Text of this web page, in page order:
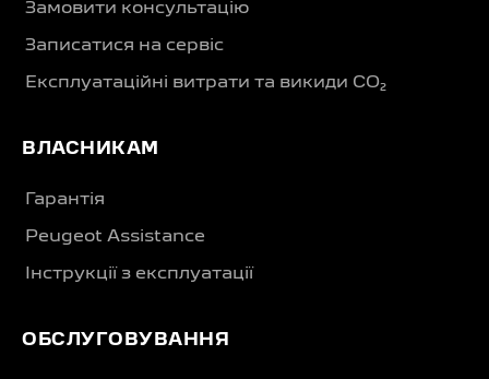
Замовити консультацію
Записатися на сервіс
Експлуатаційні витрати та викиди CO₂
ВЛАСНИКАМ
Гарантія
Peugeot Assistance
Інструкції з експлуатації
ОБСЛУГОВУВАННЯ